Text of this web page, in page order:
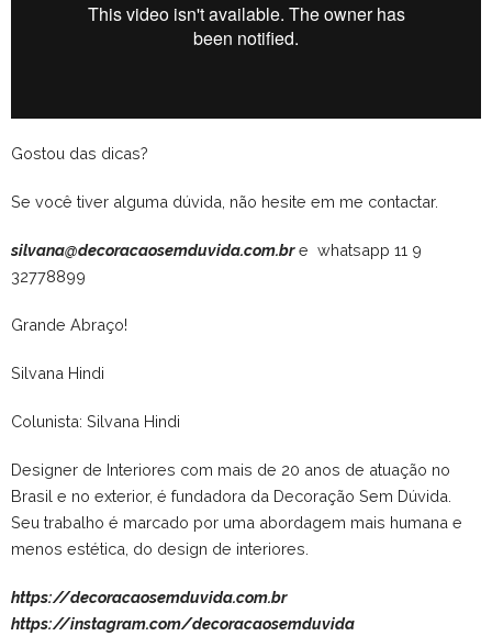
Gostou das dicas?
Se você tiver alguma dúvida, não hesite em me contactar.
silvana@decoracaosemduvida.com.br e whatsapp 11 9
32778899
Grande Abraço!
Silvana Hindi
Colunista: Silvana Hindi
Designer de Interiores com mais de 20 anos de atuação no
Brasil e no exterior, é fundadora da Decoração Sem Dúvida.
Seu trabalho é marcado por uma abordagem mais humana e
menos estética, do design de interiores.
https://decoracaosemduvida.com.br
https://instagram.com/decoracaosemduvida